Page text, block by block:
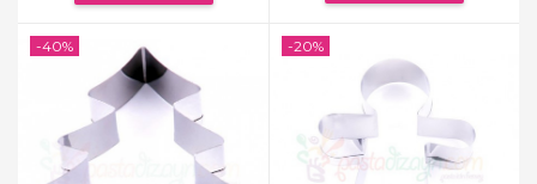
-40% -20%